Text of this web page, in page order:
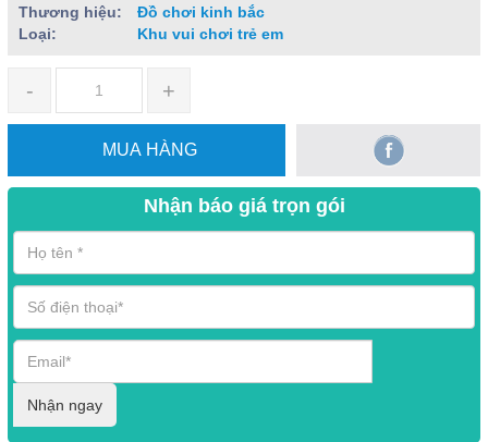
Thương hiệu:
Đồ chơi kinh bắc
Loại:
Khu vui chơi trẻ em
- +
MUA HÀNG
Nhận báo giá trọn gói
Nhận ngay